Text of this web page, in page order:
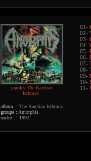
paroles The Karelian
Isthmus
album : The Karelian Isthmus
groupe : Amorphis
sortie : 1992
01-
02-
03-
04-
05-
06-
07-
08-
09-
10-
11-